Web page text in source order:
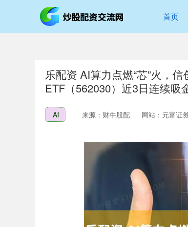
首页
乐配资 AI算力点燃“芯”火，
ETF（562030）近3日连续吸
AI 来源：财牛股配 网站：元富证